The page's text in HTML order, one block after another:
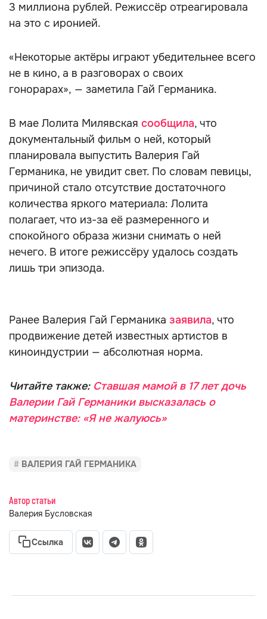
3 миллиона рублей. Режиссёр отреагировала
на это с иронией.
«Некоторые актёры играют убедительнее всего
не в кино, а в разговорах о своих
гонорарах», — заметила Гай Германика.
В мае Лолита Милявская сообщила, что
документальный фильм о ней, который
планировала выпустить Валерия Гай
Германика, не увидит свет. По словам певицы,
причиной стало отсутствие достаточного
количества яркого материала: Лолита
полагает, что из-за её размеренного и
спокойного образа жизни снимать о ней
нечего. В итоге режиссёру удалось создать
лишь три эпизода.
Ранее Валерия Гай Германика заявила, что
продвижение детей известных артистов в
киноиндустрии — абсолютная норма.
Читайте также: Ставшая мамой в 17 лет дочь
Валерии Гай Германики высказалась о
материнстве: «Я не жалуюсь»
ВАЛЕРИЯ ГАЙ ГЕРМАНИКА
Автор статьи
Валерия Бусловская
Ссылка